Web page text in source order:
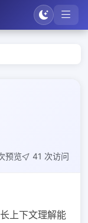
预览 41 次访问
上下文理解能